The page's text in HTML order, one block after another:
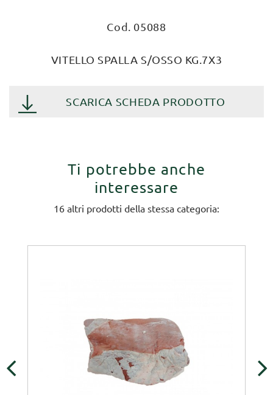
Cod. 05088
VITELLO SPALLA S/OSSO KG.7X3
SCARICA SCHEDA PRODOTTO
Ti potrebbe anche
interessare
16 altri prodotti della stessa categoria: